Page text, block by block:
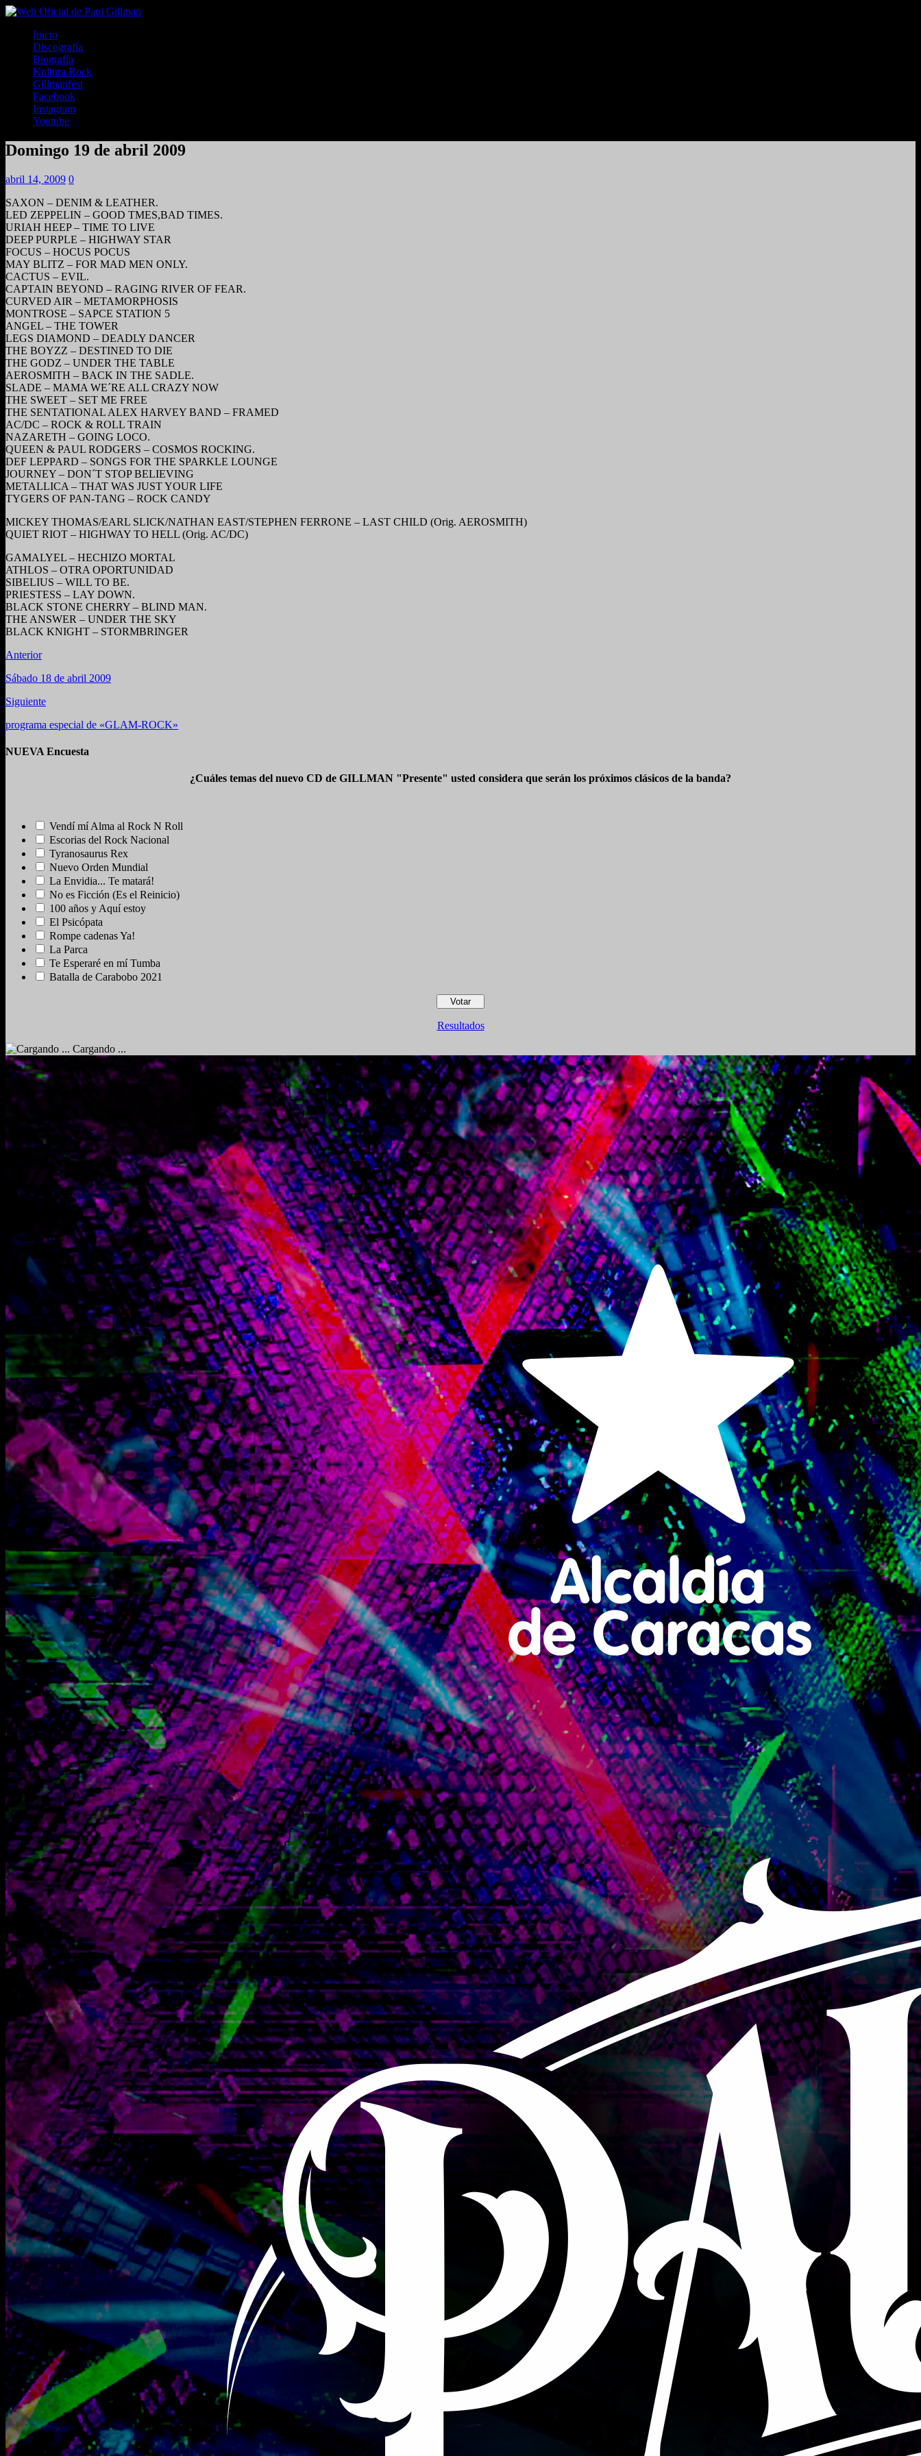
Inicio
Discografía
Biografía
Kultura Rock
Gillmanfest
Facebook
Instagram
Youtube
Domingo 19 de abril 2009
abril 14, 2009 0
SAXON – DENIM & LEATHER.
LED ZEPPELIN – GOOD TMES,BAD TIMES.
URIAH HEEP – TIME TO LIVE
DEEP PURPLE – HIGHWAY STAR
FOCUS – HOCUS POCUS
MAY BLITZ – FOR MAD MEN ONLY.
CACTUS – EVIL.
CAPTAIN BEYOND – RAGING RIVER OF FEAR.
CURVED AIR – METAMORPHOSIS
MONTROSE – SAPCE STATION 5
ANGEL – THE TOWER
LEGS DIAMOND – DEADLY DANCER
THE BOYZZ – DESTINED TO DIE
THE GODZ – UNDER THE TABLE
AEROSMITH – BACK IN THE SADLE.
SLADE – MAMA WE´RE ALL CRAZY NOW
THE SWEET – SET ME FREE
THE SENTATIONAL ALEX HARVEY BAND – FRAMED
AC/DC – ROCK & ROLL TRAIN
NAZARETH – GOING LOCO.
QUEEN & PAUL RODGERS – COSMOS ROCKING.
DEF LEPPARD – SONGS FOR THE SPARKLE LOUNGE
JOURNEY – DON´T STOP BELIEVING
METALLICA – THAT WAS JUST YOUR LIFE
TYGERS OF PAN-TANG – ROCK CANDY
MICKEY THOMAS/EARL SLICK/NATHAN EAST/STEPHEN FERRONE – LAST CHILD (Orig. AEROSMITH)
QUIET RIOT – HIGHWAY TO HELL (Orig. AC/DC)
GAMALYEL – HECHIZO MORTAL
ATHLOS – OTRA OPORTUNIDAD
SIBELIUS – WILL TO BE.
PRIESTESS – LAY DOWN.
BLACK STONE CHERRY – BLIND MAN.
THE ANSWER – UNDER THE SKY
BLACK KNIGHT – STORMBRINGER
Anterior
Sábado 18 de abril 2009
Siguiente
programa especial de «GLAM-ROCK»
NUEVA Encuesta
¿Cuáles temas del nuevo CD de GILLMAN "Presente" usted considera que serán los próximos clásicos de la banda?
Vendí mí Alma al Rock N Roll
Escorias del Rock Nacional
Tyranosaurus Rex
Nuevo Orden Mundial
La Envidia... Te matará!
No es Ficción (Es el Reinicio)
100 años y Aquí estoy
El Psicópata
Rompe cadenas Ya!
La Parca
Te Esperaré en mí Tumba
Batalla de Carabobo 2021
Resultados
Cargando ...